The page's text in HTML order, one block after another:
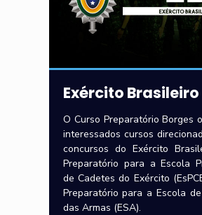
Exército Brasileiro
O Curso Preparatório Borges
interessados cursos
concursos do Exército
Preparatório para a Escola
de Cadetes do Exército
Preparatório para a Escola
das Armas (ESA).